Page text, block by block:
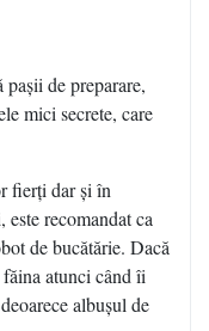
de preparare,
mici secrete, care
fierţi dar şi în
recomandat ca
de bucătărie. Dacă
atunci când îi
albuşul de